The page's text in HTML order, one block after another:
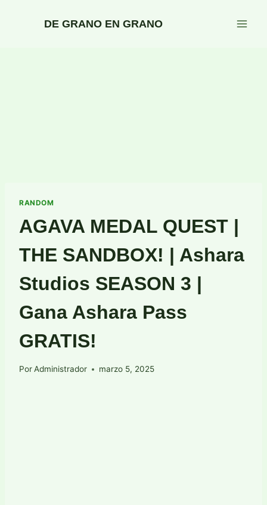
DE GRANO EN GRANO
RANDOM
AGAVA MEDAL QUEST |
THE SANDBOX! | Ashara
Studios SEASON 3 |
Gana Ashara Pass
GRATIS!
PorAdministrador marzo 5, 2025